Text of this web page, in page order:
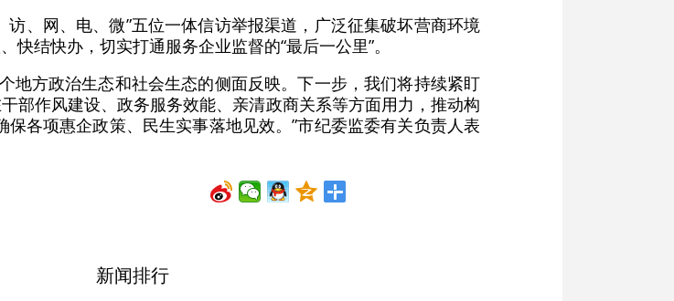
、网、电、微”五位一体信访举报渠道，广泛征集破坏营商环境
结快办，切实打通服务企业监督的“最后一公里”。
地方政治生态和社会生态的侧面反映。下一步，我们将持续紧盯
部作风建设、政务服务效能、亲清政商关系等方面用力，推动构
保各项惠企政策、民生实事落地见效。”市纪委监委有关负责人表
新闻排行